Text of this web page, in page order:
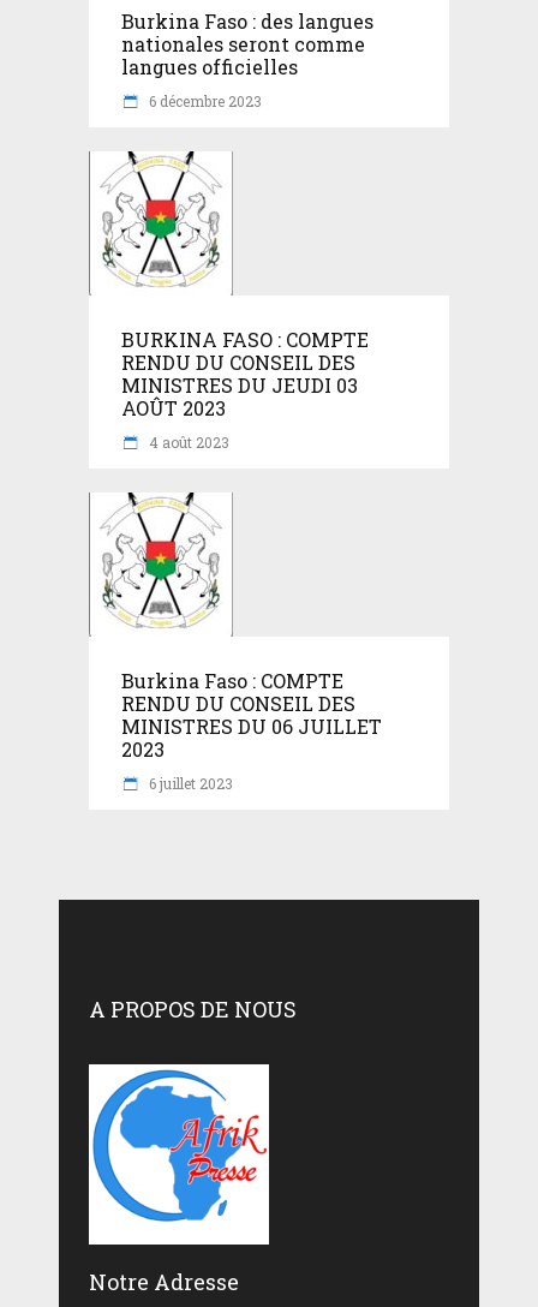
Burkina Faso : des langues
nationales seront comme
langues officielles
6 décembre 2023
BURKINA FASO : COMPTE
RENDU DU CONSEIL DES
MINISTRES DU JEUDI 03
AOÛT 2023
4 août 2023
Burkina Faso : COMPTE
RENDU DU CONSEIL DES
MINISTRES DU 06 JUILLET
2023
6 juillet 2023
A PROPOS DE NOUS
Notre Adresse